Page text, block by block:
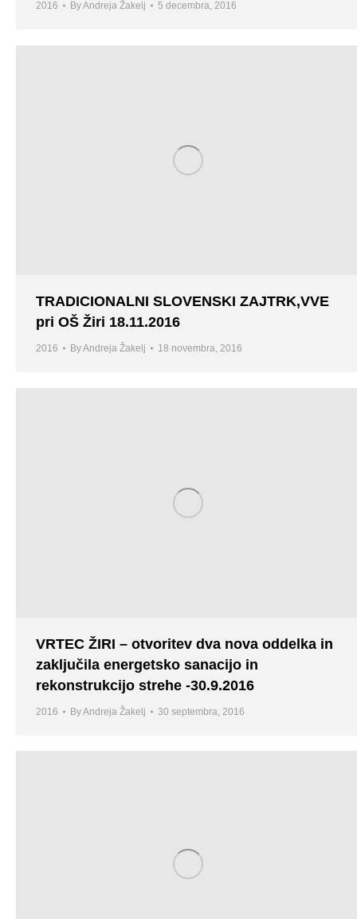
2016 ByAndreja Žakelj 5 decembra, 2016
TRADICIONALNI SLOVENSKI ZAJTRK,VVE
pri OŠ Žiri 18.11.2016
2016 ByAndreja Žakelj 18 novembra, 2016
VRTEC ŽIRI – otvoritev dva nova oddelka in
zaključila energetsko sanacijo in
rekonstrukcijo strehe -30.9.2016
2016 ByAndreja Žakelj 30 septembra, 2016